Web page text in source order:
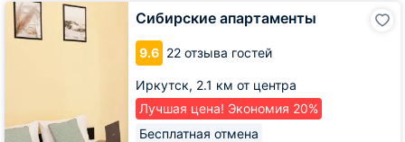
Сибирские апартаменты
9.6 22 отзыва гостей
Иркутск, 2.1 км от центра
Лучшая цена! Экономия 20%
Бесплатная отмена
Сибирские
апартаменты